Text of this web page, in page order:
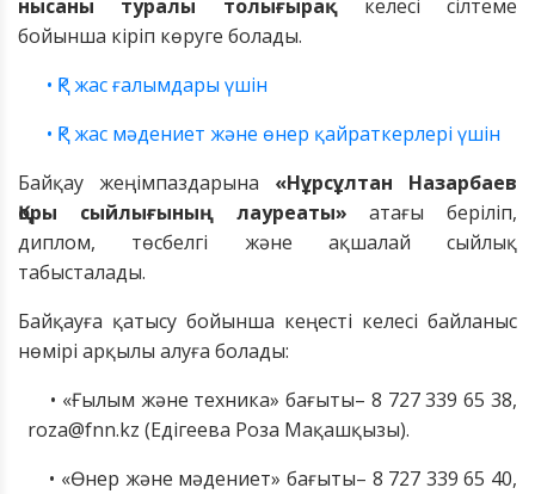
нысаны туралы толығырақкелесі сілтеме
бойынша кіріп көруге болады.
• ҚР жас ғалымдары үшін
• ҚР жас мәдениет және өнер қайраткерлері үшін
Байқау жеңімпаздарына «Нұрсұлтан Назарбаев
Қоры сыйлығының лауреаты» атағы беріліп,
диплом, төсбелгі және ақшалай сыйлық
табысталады.
Байқауға қатысу бойынша кеңесті келесі байланыс
нөмірі арқылы алуға болады:
• «Ғылым және техника» бағыты– 8 727 339 65 38,
roza@fnn.kz (Едігеева Роза Мақашқызы).
• «Өнер және мәдениет» бағыты– 8 727 339 65 40,